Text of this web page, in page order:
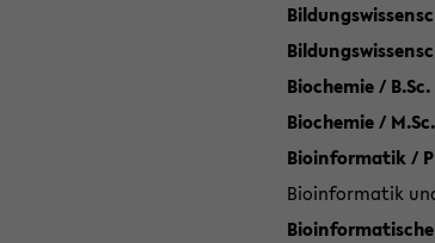
Biochemie / B.Sc.
Biochemie / M.Sc.
Bioinformatik /
Bioinformatik